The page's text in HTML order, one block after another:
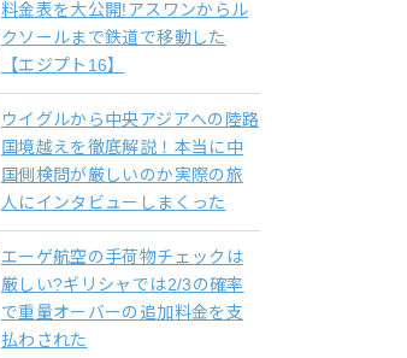
料金表を大公開!アスワンからル
クソールまで鉄道で移動した
【エジプト16】
ウイグルから中央アジアへの陸路
国境越えを徹底解説！本当に中
国側検問が厳しいのか実際の旅
人にインタビューしまくった
エーゲ航空の手荷物チェックは
厳しい?ギリシャでは2/3の確率
で重量オーバーの追加料金を支
払わされた